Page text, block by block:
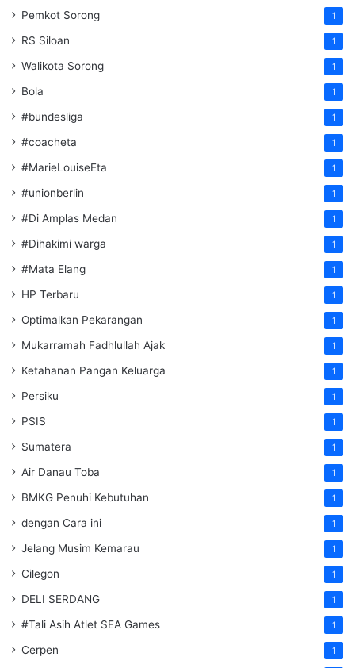
Pemkot Sorong 1
RS Siloan 1
Walikota Sorong 1
Bola 1
#bundesliga 1
#coacheta 1
#MarieLouiseEta 1
#unionberlin 1
#Di Amplas Medan 1
#Dihakimi warga 1
#Mata Elang 1
HP Terbaru 1
Optimalkan Pekarangan 1
Mukarramah Fadhlullah Ajak 1
Ketahanan Pangan Keluarga 1
Persiku 1
PSIS 1
Sumatera 1
Air Danau Toba 1
BMKG Penuhi Kebutuhan 1
dengan Cara ini 1
Jelang Musim Kemarau 1
Cilegon 1
DELI SERDANG 1
#Tali Asih Atlet SEA Games 1
Cerpen 1